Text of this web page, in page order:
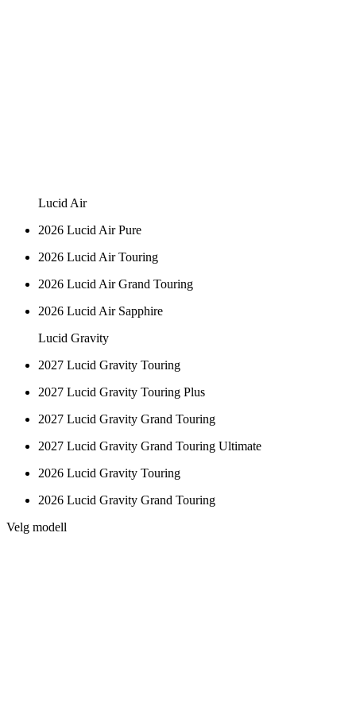
Lucid Air
2026 Lucid Air Pure
2026 Lucid Air Touring
2026 Lucid Air Grand Touring
2026 Lucid Air Sapphire
Lucid Gravity
2027 Lucid Gravity Touring
2027 Lucid Gravity Touring Plus
2027 Lucid Gravity Grand Touring
2027 Lucid Gravity Grand Touring Ultimate
2026 Lucid Gravity Touring
2026 Lucid Gravity Grand Touring
Velg modell